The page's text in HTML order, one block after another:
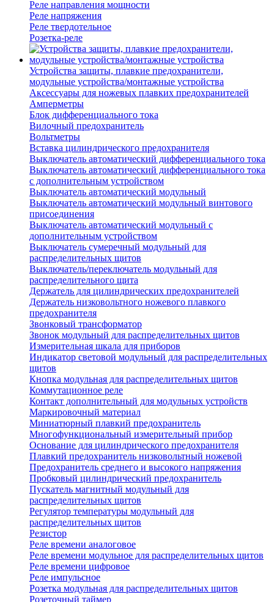
Реле направления мощности
Реле напряжения
Реле твердотельное
Розетка-реле
Устройства защиты, плавкие предохранители,
модульные устройства/монтажные устройства
Аксессуары для ножевых плавких предохранителей
Амперметры
Блок дифференциального тока
Вилочный предохранитель
Вольтметры
Вставка цилиндрического предохранителя
Выключатель автоматический дифференциального тока
Выключатель автоматический дифференциального тока
с дополнительным устройством
Выключатель автоматический модульный
Выключатель автоматический модульный винтового
присоединения
Выключатель автоматический модульный с
дополнительным устройством
Выключатель сумеречный модульный для
распределительных щитов
Выключатель/переключатель модульный для
распределительного щита
Держатель для цилиндрических предохранителей
Держатель низковольтного ножевого плавкого
предохранителя
Звонковый трансформатор
Звонок модульный для распределительных щитов
Измерительная шкала для приборов
Индикатор световой модульный для распределительных
щитов
Кнопка модульная для распределительных щитов
Коммутационное реле
Контакт дополнительный для модульных устройств
Маркировочный материал
Миниатюрный плавкий предохранитель
Многофункциональный измерительный прибор
Основание для цилиндрического предохранителя
Плавкий предохранитель низковольтный ножевой
Предохранитель среднего и высокого напряжения
Пробковый цилиндрический предохранитель
Пускатель магнитный модульный для
распределительных щитов
Регулятор температуры модульный для
распределительных щитов
Резистор
Реле времени аналоговое
Реле времени модульное для распределительных щитов
Реле времени цифровое
Реле импульсное
Розетка модульная для распределительных щитов
Розеточный таймер